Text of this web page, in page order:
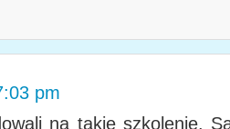
pm
na takie szkolenie.